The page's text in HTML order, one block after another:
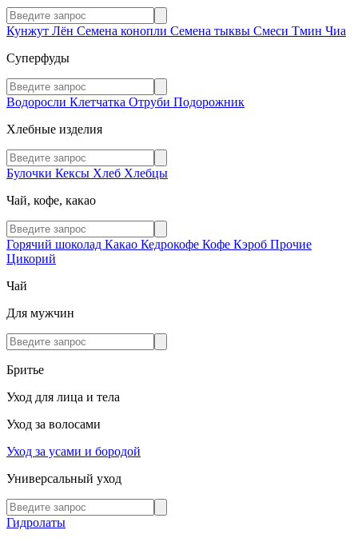
Кунжут Лён Семена конопли Семена тыквы Смеси Тмин Чиа
Суперфуды
Водоросли Клетчатка Отруби Подорожник
Хлебные изделия
Булочки Кексы Хлеб Хлебцы
Чай, кофе, какао
Горячий шоколад Какао Кедрокофе Кофе Кэроб Прочие
Цикорий
Чай
Для мужчин
Бритье
Уход для лица и тела
Уход за волосами
Уход за усами и бородой
Универсальный уход
Гидролаты